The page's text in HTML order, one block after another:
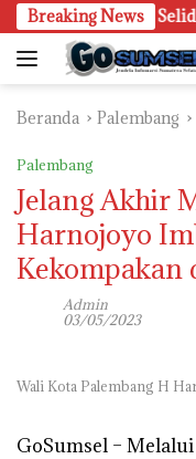
Langsung
ke
konten
Breaking News
Juga Selidiki
Beranda Palembang
Palembang
Jelang Akhir
Harnojoyo
Kekompakan
Admin
03/05/2023
Wali Kota Palembang H
GoSumsel – Melalui